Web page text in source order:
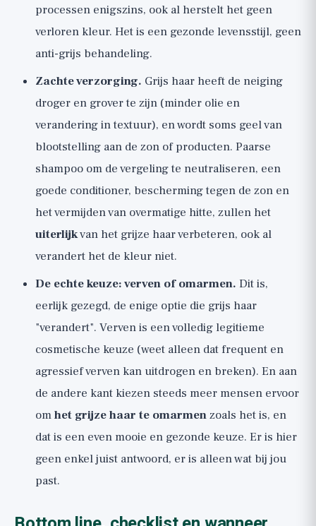
processen enigszins, ook al herstelt het geen
verloren kleur. Het is een gezonde levensstijl, geen
anti-grijs behandeling.
Zachte verzorging. Grijs haar heeft de neiging
droger en grover te zijn (minder olie en
verandering in textuur), en wordt soms geel van
blootstelling aan de zon of producten. Paarse
shampoo om de vergeling te neutraliseren, een
goede conditioner, bescherming tegen de zon en
het vermijden van overmatige hitte, zullen het
uiterlijkvan het grijze haar verbeteren, ook al
verandert het de kleur niet.
De echte keuze: verven of omarmen. Dit is,
eerlijk gezegd, de enige optie die grijs haar
"verandert". Verven is een volledig legitieme
cosmetische keuze (weet alleen dat frequent en
agressief verven kan uitdrogen en breken). En aan
de andere kant kiezen steeds meer mensen ervoor
omhet grijze haar te omarmenzoals het is, en
dat is een even mooie en gezonde keuze. Er is hier
geen enkel juist antwoord, er is alleen wat bij jou
past.